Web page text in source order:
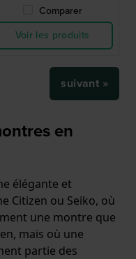
Comparer
Voir les produits
suivant »
en
élégante et
Citizen ou Seiko, où
une montre que
mais où une
partie des